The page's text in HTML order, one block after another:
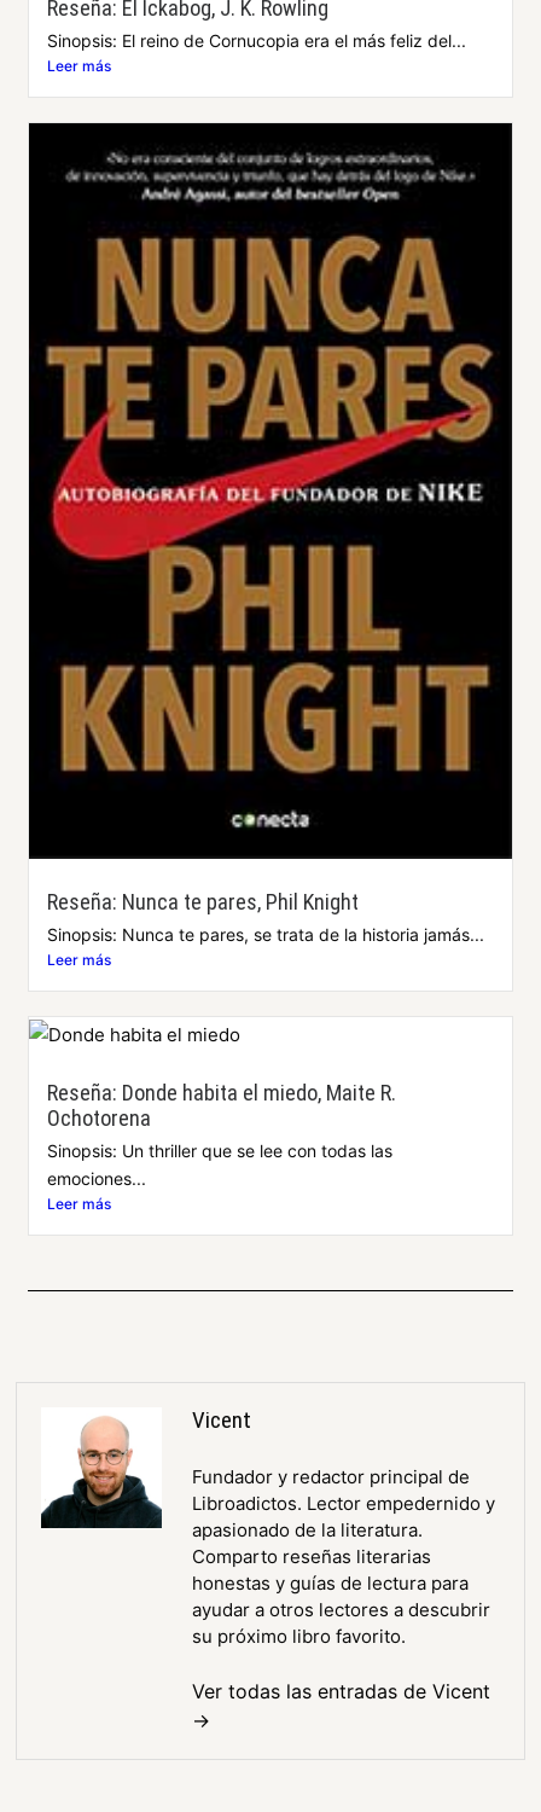
Reseña: El Ickabog, J. K. Rowling
Sinopsis: El reino de Cornucopia era el más feliz del...
Leer más
Reseña: Nunca te pares, Phil Knight
Sinopsis: Nunca te pares, se trata de la historia jamás...
Leer más
Reseña: Donde habita el miedo, Maite R.
Ochotorena
Sinopsis: Un thriller que se lee con todas las
emociones...
Leer más
Vicent
Fundador y redactor principal de
Libroadictos. Lector empedernido y
apasionado de la literatura.
Comparto reseñas literarias
honestas y guías de lectura para
ayudar a otros lectores a descubrir
su próximo libro favorito.
Ver todas las entradas de Vicent
→